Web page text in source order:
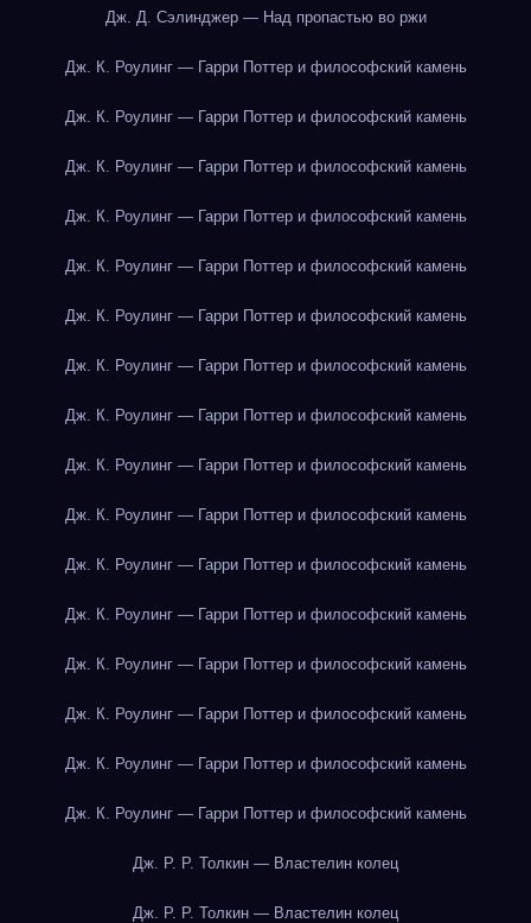
Дж. Д. Сэлинджер — Над пропастью во ржи
Дж. К. Роулинг — Гарри Поттер и философский камень
Дж. К. Роулинг — Гарри Поттер и философский камень
Дж. К. Роулинг — Гарри Поттер и философский камень
Дж. К. Роулинг — Гарри Поттер и философский камень
Дж. К. Роулинг — Гарри Поттер и философский камень
Дж. К. Роулинг — Гарри Поттер и философский камень
Дж. К. Роулинг — Гарри Поттер и философский камень
Дж. К. Роулинг — Гарри Поттер и философский камень
Дж. К. Роулинг — Гарри Поттер и философский камень
Дж. К. Роулинг — Гарри Поттер и философский камень
Дж. К. Роулинг — Гарри Поттер и философский камень
Дж. К. Роулинг — Гарри Поттер и философский камень
Дж. К. Роулинг — Гарри Поттер и философский камень
Дж. К. Роулинг — Гарри Поттер и философский камень
Дж. К. Роулинг — Гарри Поттер и философский камень
Дж. К. Роулинг — Гарри Поттер и философский камень
Дж. Р. Р. Толкин — Властелин колец
Дж. Р. Р. Толкин — Властелин колец